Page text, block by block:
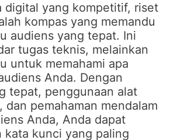
digital yang kompetitif, riset
kompas yang memandu
audiens yang tepat. Ini
tugas teknis, melainkan
untuk memahami apa
Anda. Dengan
tepat, penggunaan alat
pemahaman mendalam
Anda, Anda dapat
kata kunci yang paling